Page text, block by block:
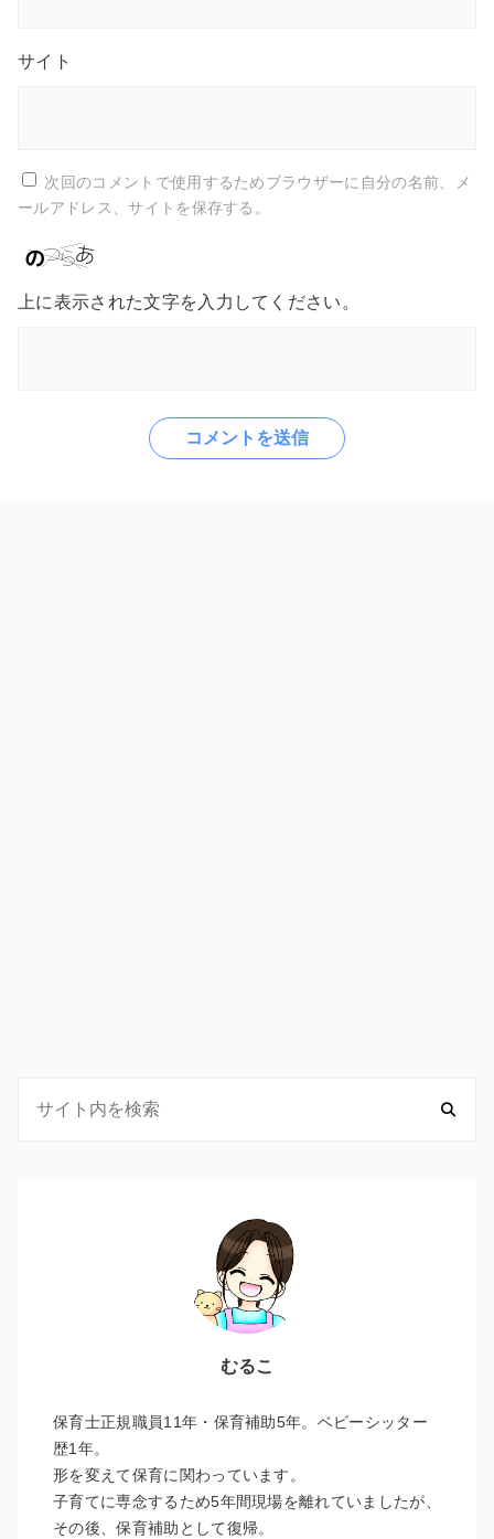
サイト
次回のコメントで使用するためブラウザーに自分の名前、メ
ールアドレス、サイトを保存する。
上に表示された文字を入力してください。
むるこ
保育士正規職員11年・保育補助5年。ベビーシッター
歴1年。
形を変えて保育に関わっています。
子育てに専念するため5年間現場を離れていましたが、
その後、保育補助として復帰。